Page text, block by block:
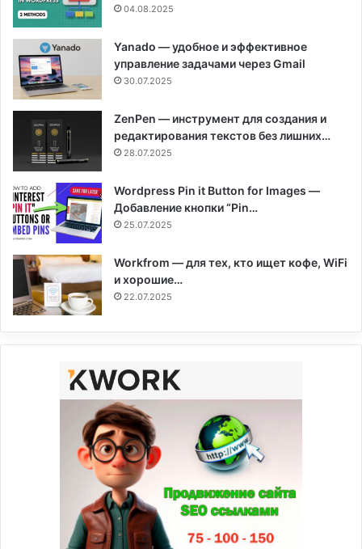
04.08.2025
Yanado — удобное и эффективное
управление задачами через Gmail
30.07.2025
ZenPen — инструмент для создания и
редактирования текстов без лишних…
28.07.2025
Wordpress Pin it Button for Images —
Добавление кнопки “Pin…
25.07.2025
Workfrom — для тех, кто ищет кофе, WiFi
и хорошие…
22.07.2025